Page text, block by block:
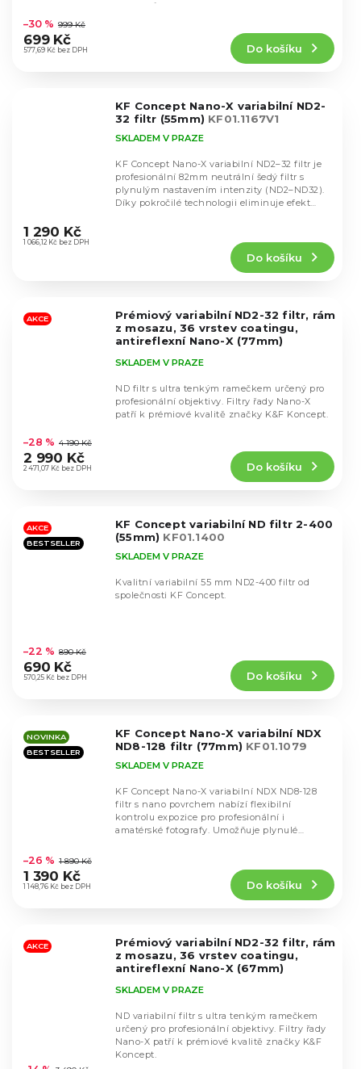
hodnocení
produktu
je
577,69 Kč bez DPH
–30 % 999 Kč
699 Kč
Do košíku
objektivů s...
KF Concept Nano-X variabilní ND2-
32 filtr (55mm) KF01.1167V1
hodnocení
produktu
hvězdiček.
SKLADEM V PRAZE
1 066,12 Kč bez DPH
1 290 Kč
Do košíku
KF Concept Nano-X variabilní ND2–32 filtr je
profesionální 82mm neutrální šedý filtr s
plynulým nastavením intenzity (ND2–ND32).
Díky pokročilé technologii eliminuje efekt
AKCE
Prémiový variabilní ND2-32 filtr, rám
z mosazu, 36 vrstev coatingu,
antireflexní Nano-X (77mm)
hodnocení
produktu
je
hvězdiček.
SKLADEM V PRAZE
2 471,07 Kč bez DPH
–28 % 4 190 Kč
2 990 Kč
Do košíku
ND filtr s ultra tenkým ramečkem určený pro
profesionální objektivy. Filtry řady Nano-X
patří k prémiové kvalitě značky K&F Koncept.
AKCE
BESTSELLER
KF Concept variabilní ND filtr 2-400
(55mm) KF01.1400
hodnocení
produktu
je
hvězdiček.
SKLADEM V PRAZE
570,25 Kč bez DPH
–22 % 890 Kč
690 Kč
Do košíku
Kvalitní variabilní 55 mm ND2-400 filtr od
společnosti KF Concept.
NOVINKA
BESTSELLER
KF Concept Nano-X variabilní NDX
ND8-128 filtr (77mm) KF01.1079
hodnocení
produktu
je
hvězdiček.
SKLADEM V PRAZE
1 148,76 Kč bez DPH
–26 % 1 890 Kč
1 390 Kč
Do košíku
KF Concept Nano-X variabilní NDX ND8-128
filtr s nano povrchem nabízí flexibilní
kontrolu expozice pro profesionální i
amatérské fotografy. Umožňuje plynulé
AKCE
Prémiový variabilní ND2-32 filtr, rám
z mosazu, 36 vrstev coatingu,
antireflexní Nano-X (67mm)
hodnocení
SKLADEM V PRAZE
ND variabilní filtr s ultra tenkým ramečkem
určený pro profesionální objektivy. Filtry řady
Nano-X patří k prémiové kvalitě značky K&F
Koncept.